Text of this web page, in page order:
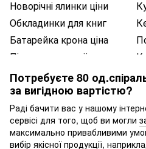
Новорічні ялинки ціни
Обкладинки для книг
Батарейка крона ціна
Підгузники україна
Набір посуду столовий
Набір дитячої косметики
Ланч бокс дитячий в школу
Дитячі розвиваючі книжки
Інтернет магазин все до
Потребуєте 80
за вигідною вартістю?
Раді бачити вас у нашому
сервісі для того, щоб ви могли
максимально привабливими
вибір якісної продукції,